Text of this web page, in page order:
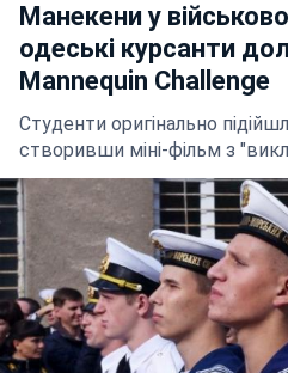
Манекени у
одеські курсанти
Mannequin Challenge
Студенти оригінально
створивши міні-фільм з